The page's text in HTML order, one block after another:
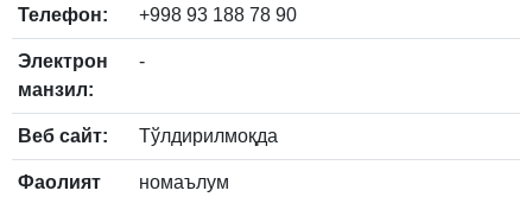
Телефон: +998 93 188 78 90
Электрон
манзил:
-
Веб сайт: Тўлдирилмоқда
Фаолият
номаълум